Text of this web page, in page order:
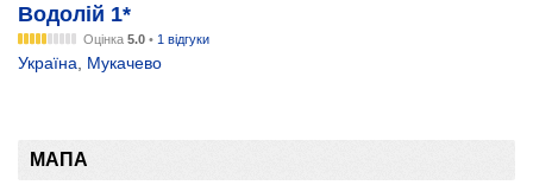
Водолій 1*
Оцінка 5.0 • 1 відгуки
Україна Мукачево
МАПА